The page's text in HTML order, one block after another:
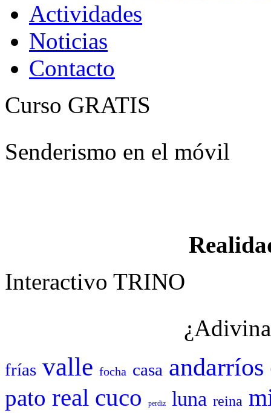
Actividades
Noticias
Contacto
Curso GRATIS
Senderismo en el móvil
Interactivo TRINO
frías valle focha casa andarríos
pato real cuco perdiz luna reina